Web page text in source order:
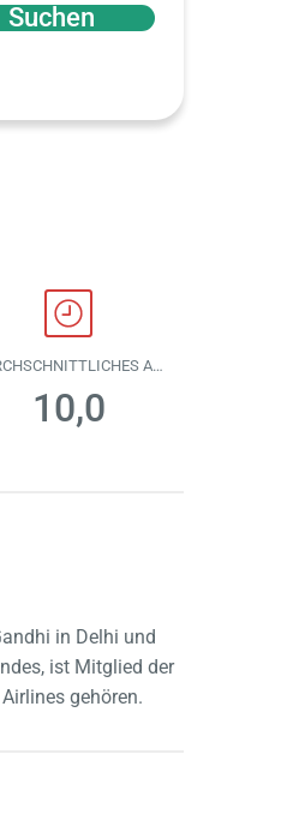
Suchen
DURCHSCHNITTLICHES ALTER DER FLUGZEUGE
10,0
in Delhi und
ist Mitglied der
gehören.